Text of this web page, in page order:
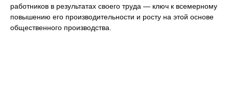
работников в результатах своего труда — ключ к всемерному
повышению его производительности и росту на этой основе
общественного производства.